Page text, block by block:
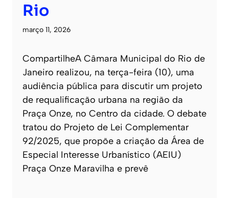
Rio
março 11, 2026
CompartilheA Câmara Municipal do Rio de
Janeiro realizou, na terça-feira (10), uma
audiência pública para discutir um projeto
de requalificação urbana na região da
Praça Onze, no Centro da cidade. O debate
tratou do Projeto de Lei Complementar
92/2025, que propõe a criação da Área de
Especial Interesse Urbanístico (AEIU)
Praça Onze Maravilha e prevê